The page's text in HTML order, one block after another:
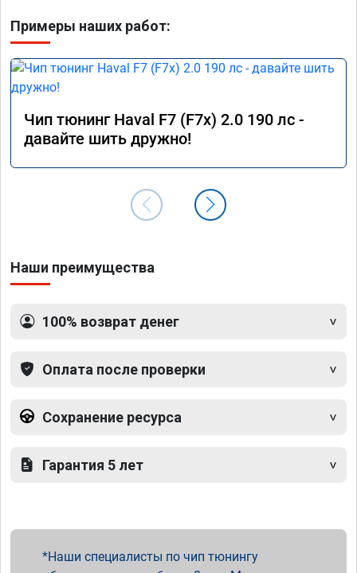
Примеры наших работ:
Чип тюнинг Haval F7 (F7x) 2.0 190 лс -
давайте шить дружно!
Наши преимущества
100% возврат денег
Оплата после проверки
Сохранение ресурса
Гарантия 5 лет
Наши специалисты по чип тюнингу